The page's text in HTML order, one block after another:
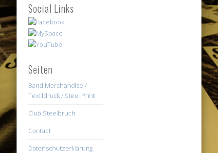
Social Links
Seiten
Band Merchandise /
Textildruck / Steel Print
Club Steelbruch
Contact
Datenschutzerklärung